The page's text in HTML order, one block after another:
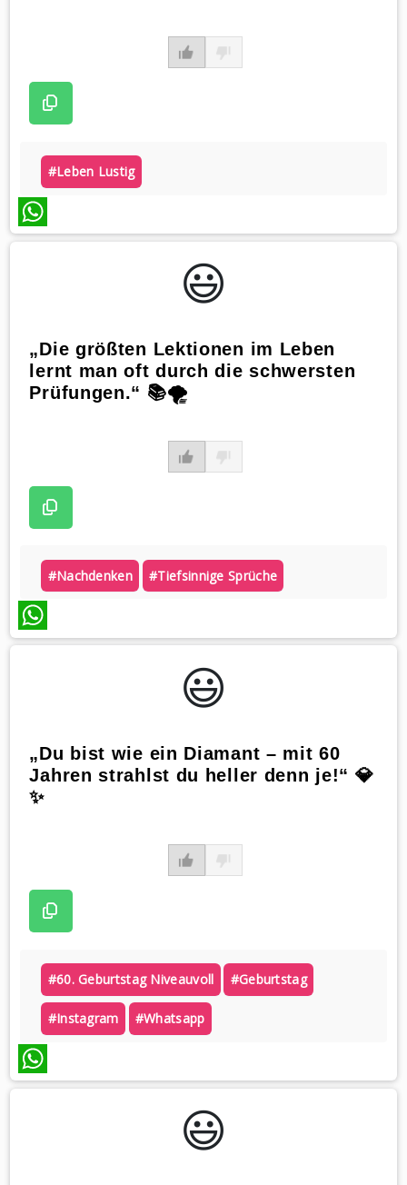
#leben Lustig
WhatsApp
😃️
„Die größten Lektionen im Leben
lernt man oft durch die schwersten
Prüfungen.“ 📚🌪️
#nachdenken #tiefsinnige Sprüche
WhatsApp
😃️
„Du bist wie ein Diamant – mit 60
Jahren strahlst du heller denn je!“ 💎
✨
#60. Geburtstag Niveauvoll #geburtstag
#instagram #whatsapp
WhatsApp
😃️